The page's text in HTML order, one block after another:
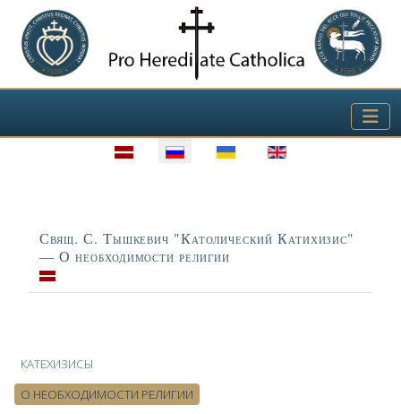
Выберите язык
КАТЕХИЗИСЫ
О НЕОБХОДИМОСТИ РЕЛИГИИ
Заголовок
Свящ. С. Тышкевич "Католический Катихизис"
— О необходимости религии